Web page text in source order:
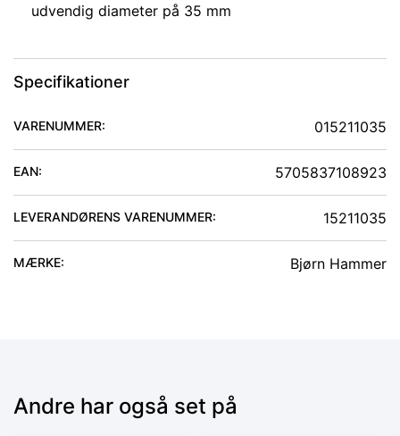
udvendig diameter på 35 mm
Specifikationer
VARENUMMER: 015211035
EAN: 5705837108923
LEVERANDØRENS VARENUMMER: 15211035
MÆRKE: Bjørn Hammer
Andre har også set på